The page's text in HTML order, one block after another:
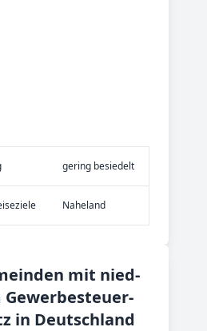
gering besiedelt
Naheland
mit nied­
Ge­wer­be­steu­er­
in Deutsch­land